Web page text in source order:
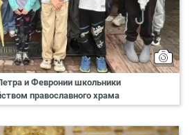
и Февронии школьники
православного храма